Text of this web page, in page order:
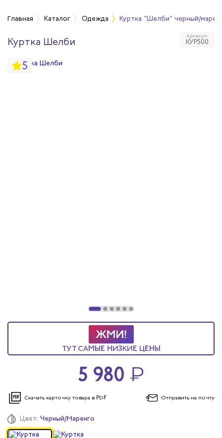
Главная Каталог Одежда Куртка "Шелби" черный/
Куртка Шелби Артикул:
КУР500
5
Цвет: Черный/Маренго
ТУТ САМЫЕ НИЗКИЕ ЦЕНЫ
5 980 ₽
Скачать карточку товара в PDF Отправить на почту